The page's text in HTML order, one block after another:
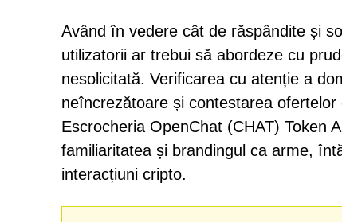
Având în vedere cât de răspândite și
utilizatorii ar trebui să abordeze cu
nesolicitată. Verificarea cu atenție a
neîncrezătoare și contestarea
Escrocheria OpenChat (CHAT) Token
familiaritatea și brandingul ca arme,
interacțiuni cripto.